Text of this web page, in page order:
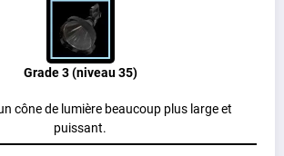
Grade 3 (niveau 35)
cône de lumière beaucoup plus large et
puissant.